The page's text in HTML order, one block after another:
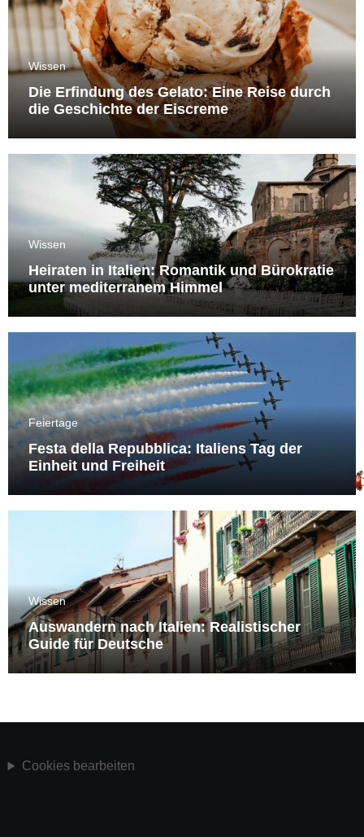
Wissen
Die Erfindung des Gelato: Eine Reise durch
die Geschichte der Eiscreme
Wissen
Heiraten in Italien: Romantik und Bürokratie
unter mediterranem Himmel
Feiertage
Festa della Repubblica: Italiens Tag der
Einheit und Freiheit
Wissen
Auswandern nach Italien: Realistischer
Guide für Deutsche
Cookies bearbeiten